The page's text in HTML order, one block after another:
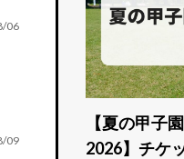
06
09
【夏の甲子
2026】チケ